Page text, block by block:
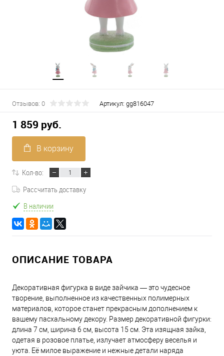
Отзывов: 0 Артикул: gg816047
1 859 руб.
В корзину
Кол-во:
Рассчитать доставку
В наличии
ОПИСАНИЕ ТОВАРА
Декоративная фигурка в виде зайчика — это чудесное
творение, выполненное из качественных полимерных
материалов, которое станет прекрасным дополнением к
вашему пасхальному декору. Размер декоративной фигурки:
длина 7 см, ширина 6 см, высота 15 см. Эта изящная зайка,
одетая в розовое платье, излучает атмосферу веселья и
уюта. Её милое выражение и нежные детали наряда